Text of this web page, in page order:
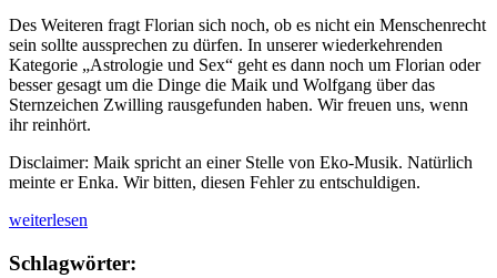
Des Weiteren fragt Florian sich noch, ob es nicht ein Menschenrecht
sein sollte aussprechen zu dürfen. In unserer wiederkehrenden
Kategorie „Astrologie und Sex“ geht es dann noch um Florian oder
besser gesagt um die Dinge die Maik und Wolfgang über das
Sternzeichen Zwilling rausgefunden haben. Wir freuen uns, wenn
ihr reinhört.
Disclaimer: Maik spricht an einer Stelle von Eko-Musik. Natürlich
meinte er Enka. Wir bitten, diesen Fehler zu entschuldigen.
„WUAM
F11:
weiterlesen
Schlagwörter: